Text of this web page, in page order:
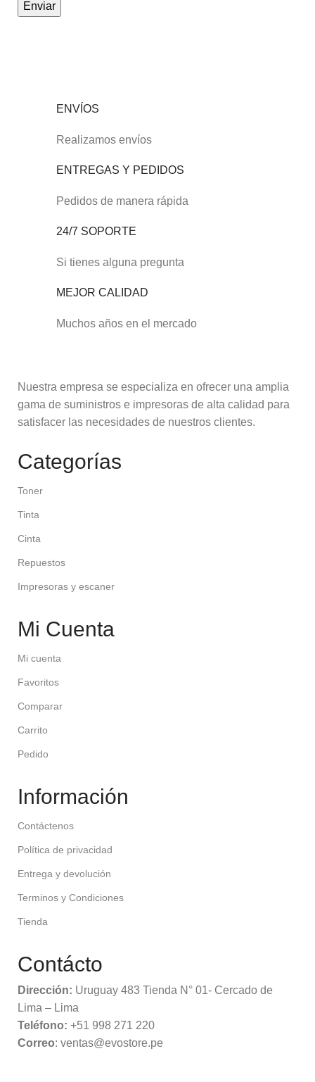
ENVÍOS
Realizamos envíos
ENTREGAS Y PEDIDOS
Pedidos de manera rápida
24/7 SOPORTE
Si tienes alguna pregunta
MEJOR CALIDAD
Muchos años en el mercado
Nuestra empresa se especializa en ofrecer una amplia
gama de suministros e impresoras de alta calidad para
satisfacer las necesidades de nuestros clientes.
Categorías
Toner
Tinta
Cinta
Repuestos
Impresoras y escaner
Mi Cuenta
Mi cuenta
Favoritos
Comparar
Carrito
Pedido
Información
Contáctenos
Política de privacidad
Entrega y devolución
Terminos y Condiciones
Tienda
Contácto
Dirección: Uruguay 483 Tienda N° 01- Cercado de
Lima – Lima
Teléfono: +51 998 271 220
Correo: ventas@evostore.pe